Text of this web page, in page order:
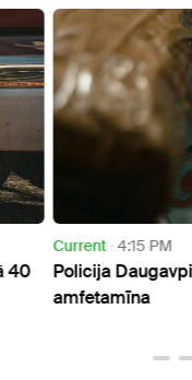
40
Current 4:15 PM
Policija
amfetamīna